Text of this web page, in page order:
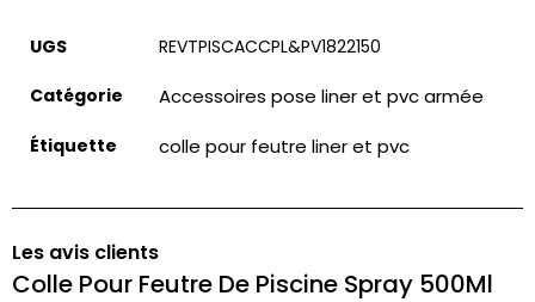
UGS REVTPISCACCPL&PV1822150
Catégorie Accessoires pose liner et pvc armée
Étiquette colle pour feutre liner et pvc
Les avis clients
Colle Pour Feutre De Piscine Spray 500Ml